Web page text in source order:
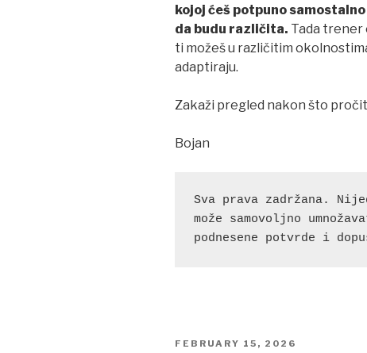
kojoj ćeš potpuno
da budu različita. Tada trener
ti možeš u različitim
adaptiraju.
Zakaži pregled nakon što
Bojan
Sva prava zadržana.
može samovoljno
podnesene potvrde i
POSTED
FEBRUARY 15, 2026